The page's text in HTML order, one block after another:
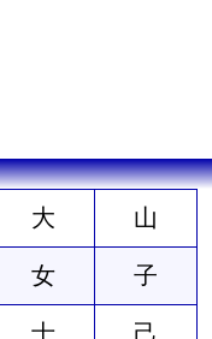
大 山
女 子
士 己